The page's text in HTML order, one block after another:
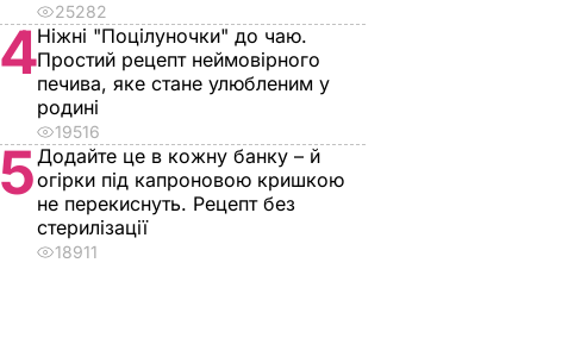
25282
4Ніжні "Поцілуночки" до чаю.
Простий рецепт неймовірного
печива, яке стане улюбленим у
родині
19516
5Додайте це в кожну банку – й
огірки під капроновою кришкою
не перекиснуть. Рецепт без
стерилізації
18911